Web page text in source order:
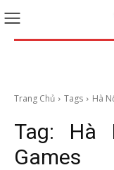
Trang Chủ Tags Hà
Tag: Hà
Games